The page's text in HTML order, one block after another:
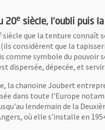
20e siècle, l'oubli puis
siècle que la tenture connaît
considèrent que la
comme symbole du pouvoir
dispersée, dépecée, et
la chanoine Joubert
dans toute l'Europe
lendemain de la
où elle s'installe en